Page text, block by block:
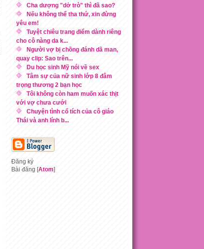
Cha dượng "dở trò" thì đã sao?
Nếu không thể tha thứ, xin đừng
yêu em!
Tuyệt chiêu trang điểm dành riêng
cho cô nàng da k...
Người vợ bị chồng đánh dã man,
quay clip: Sao trên...
Du học sinh Mỹ nói về sex
Tâm sự của nữ sinh lớp 8 đâm
trọng thương 2 bạn học
Tôi không còn ham muốn xác thịt
với vợ chưa cưới
Chuyện tình cổ tích của cô giáo
Thái và anh lính b...
Đăng ký
Bài đăng [Atom]